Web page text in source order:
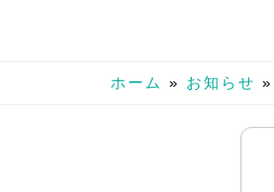
ホーム » お知らせ »